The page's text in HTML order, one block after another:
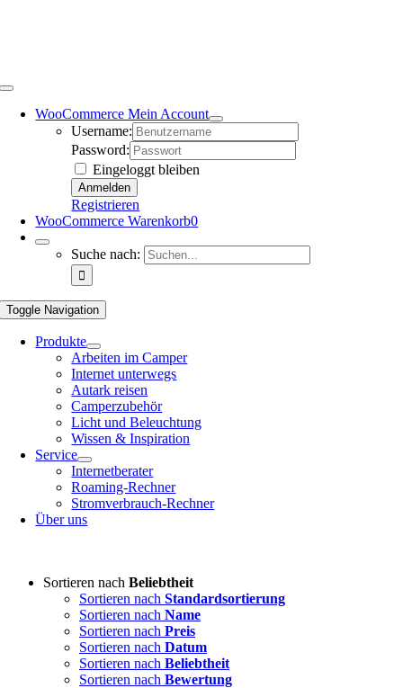
WooCommerce Mein Account
Username:
Password:
Eingeloggt bleiben
Registrieren
WooCommerce Warenkorb0
Suche nach:
Toggle Navigation
Produkte
Arbeiten im Camper
Internet unterwegs
Autark reisen
Camperzubehör
Licht und Beleuchtung
Wissen & Inspiration
Service
Internetberater
Roaming-Rechner
Stromverbrauch-Rechner
Über uns
Sortieren nach Beliebtheit
Sortieren nach Standardsortierung
Sortieren nach Name
Sortieren nach Preis
Sortieren nach Datum
Sortieren nach Beliebtheit
Sortieren nach Bewertung